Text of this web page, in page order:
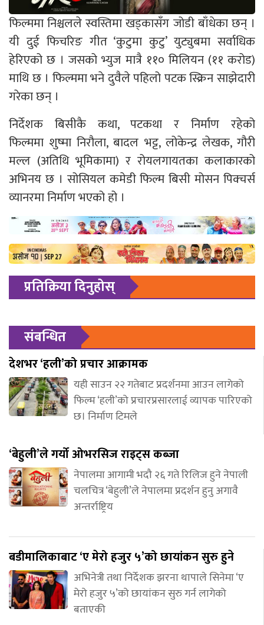
फिल्ममा निश्चलले स्वस्तिमा खड्कासँग जोडी बाँधेका छन् ।
यी दुई फिचरिङ गीत ‘कुटुमा कुटु’ युट्युबमा सर्वाधिक
हेरिएको छ । जसको भ्युज मात्रै ११० मिलियन (११ करोड)
माथि छ । फिल्ममा भने दुवैले पहिलो पटक स्क्रिन साझेदारी
गरेका छन् ।
निर्देशक बिसीकै कथा, पटकथा र निर्माण रहेको
फिल्ममा शुष्मा निरौला, बादल भट्ट, लोकेन्द्र लेखक, गौरी
मल्ल (अतिथि भूमिकामा) र रोयलगायतका कलाकारको
अभिनय छ । सोसियल कमेडी फिल्म बिसी मोसन पिक्चर्स
व्यानरमा निर्माण भएको हो ।
प्रतिक्रिया दिनुहोस्
संबन्धित
देशभर ‘हली’को प्रचार आक्रामक
यही साउन २२ गतेबाट प्रदर्शनमा आउन लागेको
फिल्म ‘हली’को प्रचारप्रसारलाई व्यापक पारिएको
छ। निर्माण टिमले
‘बेहुली’ले गर्यो ओभरसिज राइट्स कब्जा
नेपालमा आगामी भदौ २६ गते रिलिज हुने नेपाली
चलचित्र ‘बेहुली’ले नेपालमा प्रदर्शन हुनु अगावै
अन्तर्राष्ट्रिय
बडीमालिकाबाट ‘ए मेरो हजुर ५’को छायांकन सुरु हुने
अभिनेत्री तथा निर्देशक झरना थापाले सिनेमा ‘ए
मेरो हजुर ५’को छायांकन सुरु गर्न लागेको
बताएकी